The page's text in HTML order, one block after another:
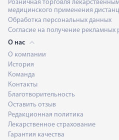
Розничная торговля
медицинского применения
Обработка персональных данных
Согласие на получение рекламных
О нас
О компании
История
Команда
Контакты
Благотворительность
Оставить отзыв
Редакционная политика
Лекарственное страхование
Гарантия качества